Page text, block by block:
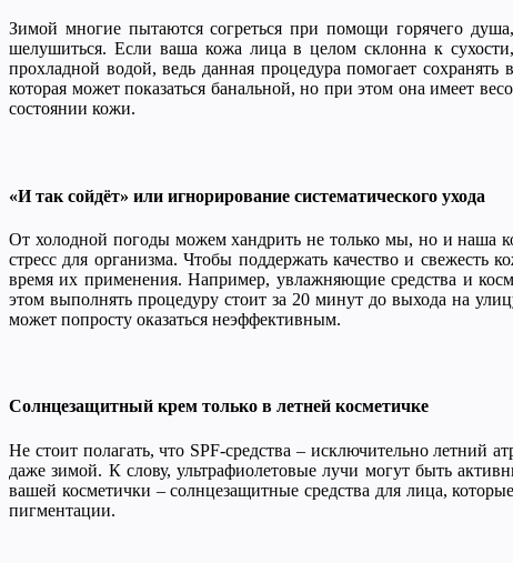
Зимой многие пытаются согреться при помощи горячего
шелушиться. Если ваша кожа лица в целом склонна к
прохладной водой, ведь данная процедура помогает
которая может показаться банальной, но при этом она имеет
состоянии кожи.
«И так сойдёт» или игнорирование систематического ухода
От холодной погоды можем хандрить не только мы, но и наша
стресс для организма. Чтобы поддержать качество и свежесть
время их применения. Например, увлажняющие средства и
этом выполнять процедуру стоит за 20 минут до выхода на
может попросту оказаться неэффективным.
Солнцезащитный крем только в летней косметичке
Не стоит полагать, что SPF-средства – исключительно
даже зимой. К слову, ультрафиолетовые лучи могут быть
вашей косметички – солнцезащитные средства для лица,
пигментации.